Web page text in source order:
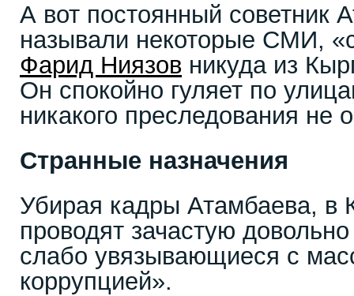
А вот постоянный советник
называли некоторые СМИ,
Фарид Ниязов никуда из
Он спокойно гуляет по
никакого преследования не
Странные назначения
Убирая кадры Атамбаева, в
проводят зачастую
слабо увязывающиеся с
коррупцией».